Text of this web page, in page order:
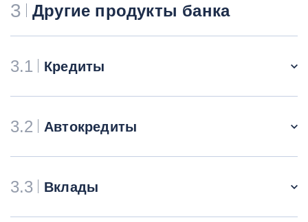
3 Другие продукты банка
3.1 Кредиты
3.2 Автокредиты
3.3 Вклады